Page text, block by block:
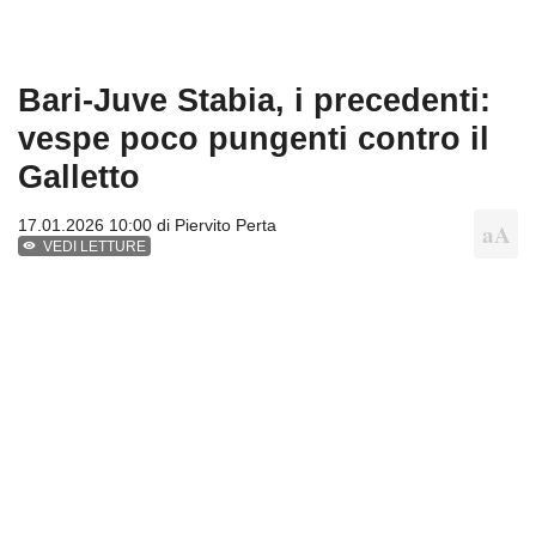
Bari-Juve Stabia, i precedenti:
vespe poco pungenti contro il
Galletto
17.01.2026 10:00 di Piervito Perta
VEDI LETTURE